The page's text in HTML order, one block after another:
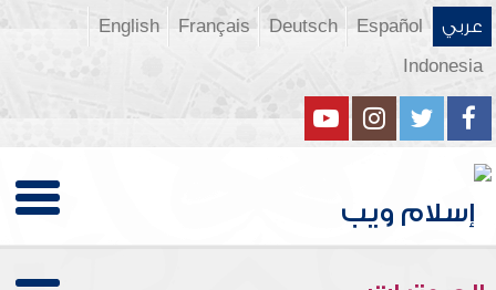
عربي Español
Deutsch
Français
English
Indonesia